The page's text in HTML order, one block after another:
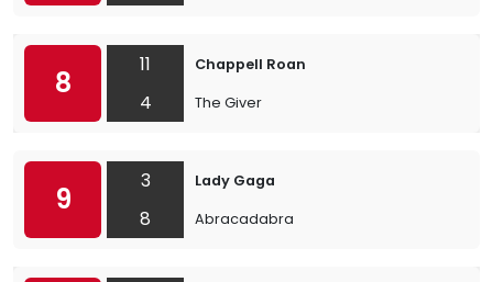
8
11
4
Chappell Roan
The Giver
9
3
8
Lady Gaga
Abracadabra